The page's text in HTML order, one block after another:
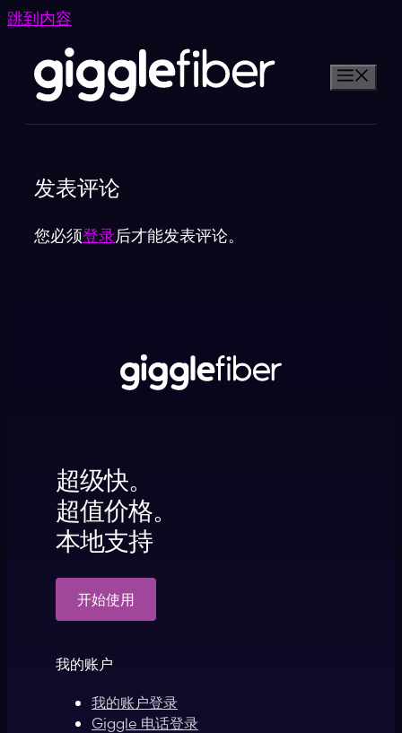
跳到内容
发表评论
您必须登录后才能发表评论。
超级快。
超值价格。
本地支持
开始使用
我的账户
我的账户登录
Giggle 电话登录